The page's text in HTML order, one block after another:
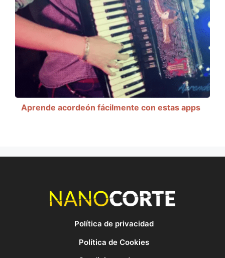
Aprende acordeón fácilmente con estas apps
Política de privacidad
Política de Cookies